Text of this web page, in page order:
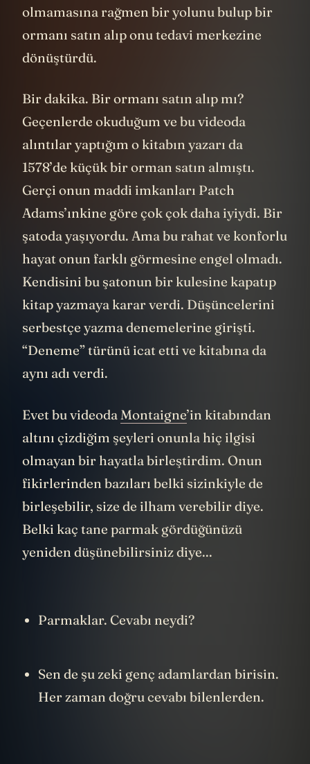
Maddi imkanları neredeyse hiç
olmamasına rağmen bir yolunu bulup bir
ormanı satın alıp onu tedavi merkezine
Bir dakika. Bir ormanı satın alıp mı?
Geçenlerde okuduğum ve bu videoda
alıntılar yaptığım o kitabın yazarı da
1578’de küçük bir orman satın almıştı.
Gerçi onun maddi imkanları Patch
Adams’ınkine göre çok çok daha iyiydi. Bir
şatoda yaşıyordu. Ama bu rahat ve konforlu
hayat onun farklı görmesine engel olmadı.
Kendisini bu şatonun bir kulesine kapatıp
kitap yazmaya karar verdi. Düşüncelerini
serbestçe yazma denemelerine girişti.
“Deneme” türünü icat etti ve kitabına da
Evet bu videodaMontaigne’in kitabından
altını çizdiğim şeyleri onunla hiç ilgisi
olmayan bir hayatla birleştirdim. Onun
fikirlerinden bazıları belki sizinkiyle de
birleşebilir, size de ilham verebilir diye.
Belki kaç tane parmak gördüğünüzü
Sen de şu zeki genç adamlardan birisin.